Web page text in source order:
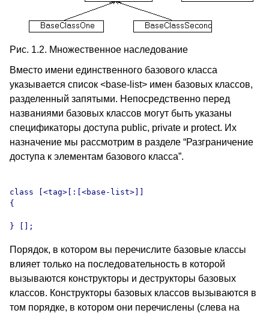
Рис. 1.2. Множественное наследование
Вместо имени единственного базового класса
указывается список <base-list> имен базовых классов,
разделенный запятыми. Непосредственно перед
названиями базовых классов могут быть указаны
спецификаторы доступа public, private и protect. Их
назначение мы рассмотрим в разделе “Разграничение
доступа к элементам базового класса”.
class [<tag>[:[<base-list>]]
{
} [
Порядок, в котором вы перечислите базовые классы
влияет только на последовательность в которой
вызываются конструкторы и деструкторы базовых
классов. Конструкторы базовых классов вызываются в
том порядке, в котором они перечислены (слева на